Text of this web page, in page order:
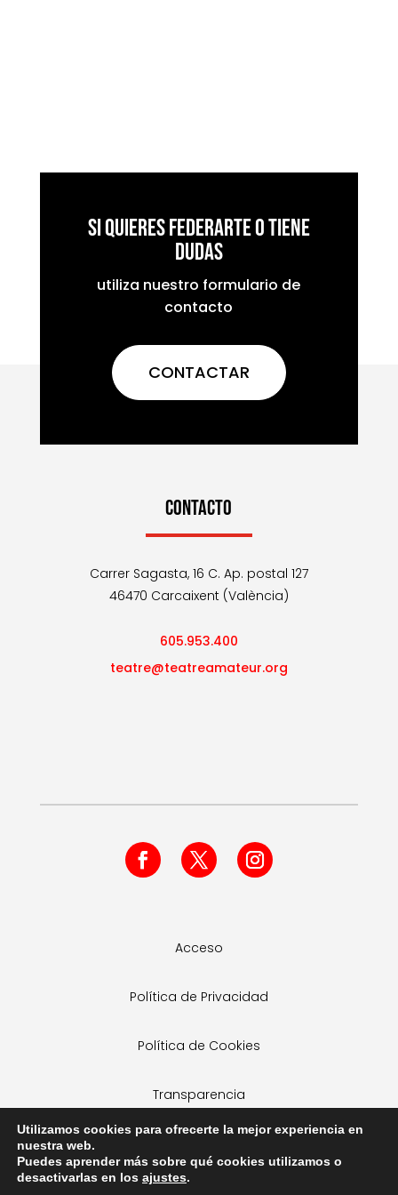
Si quieres federarte o tiene
dudas
utiliza nuestro formulario de
contacto
CONTACTAR
CONTACTO
Carrer Sagasta, 16 C. Ap. postal 127
46470 Carcaixent (València)
605.953.400
teatre@teatreamateur.org
Acceso
Política de Privacidad
Política de Cookies
Transparencia
Dissenyat per Destaca Imagen. Tots els
drets reservats per Federació de teatro
Utilizamos cookies para ofrecerte la mejor experiencia en
nuestra web.
Puedes aprender más sobre qué cookies utilizamos o
desactivarlas en los ajustes.